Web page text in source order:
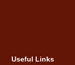
Useful Links